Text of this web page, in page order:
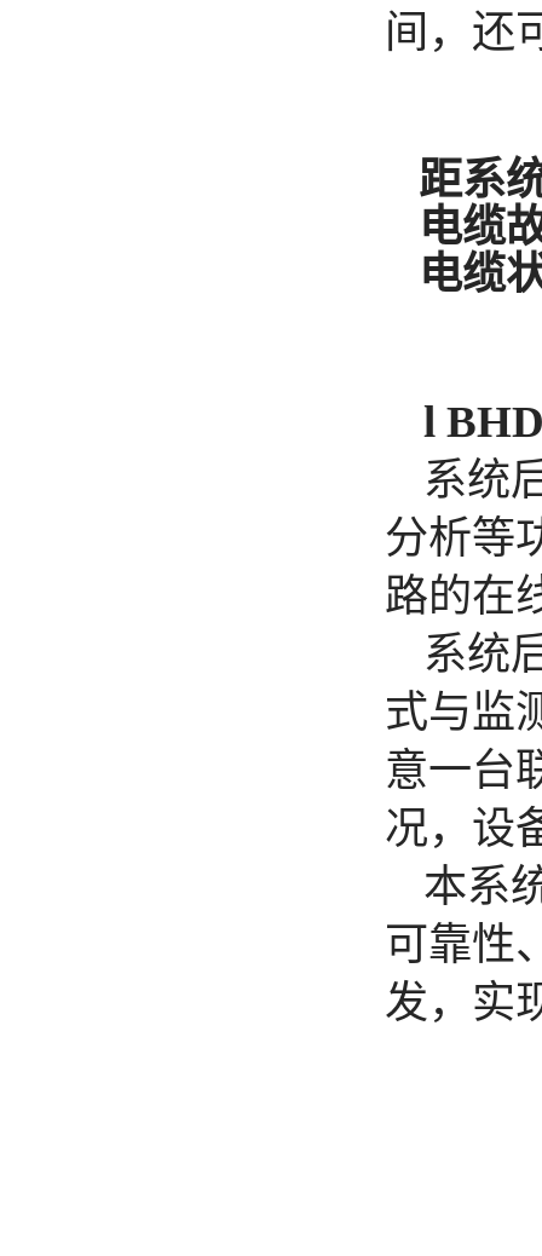
间，还
距系
电缆
电缆
l
系统
分析等
路的在
系统
式与监
意一台
况，设
本系
可靠性
发，实